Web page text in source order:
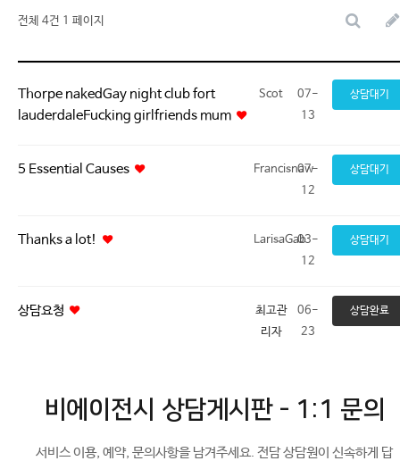
전체 4건 1 페이지
Thorpe nakedGay night club fort
lauderdaleFucking girlfriends mum
Scot
07-
13
상담대기
5 Essential Causes Francisnaw
07-
12
상담대기
Thanks a lot! LarisaGab03-
12
상담대기
상담요청
최고관
리자
06-
23
상담완료
비에이전시 상담게시판 - 1:1 문의
서비스 이용, 예약, 문의사항을 남겨주세요. 전담 상담원이 신속하게 답